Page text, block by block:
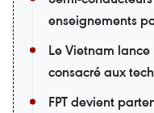
enseignements
Le Vietnam
consacré aux
FPT devient